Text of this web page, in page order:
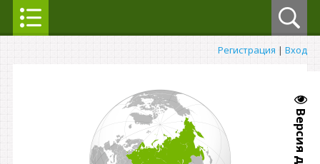
Регистрация | Вход